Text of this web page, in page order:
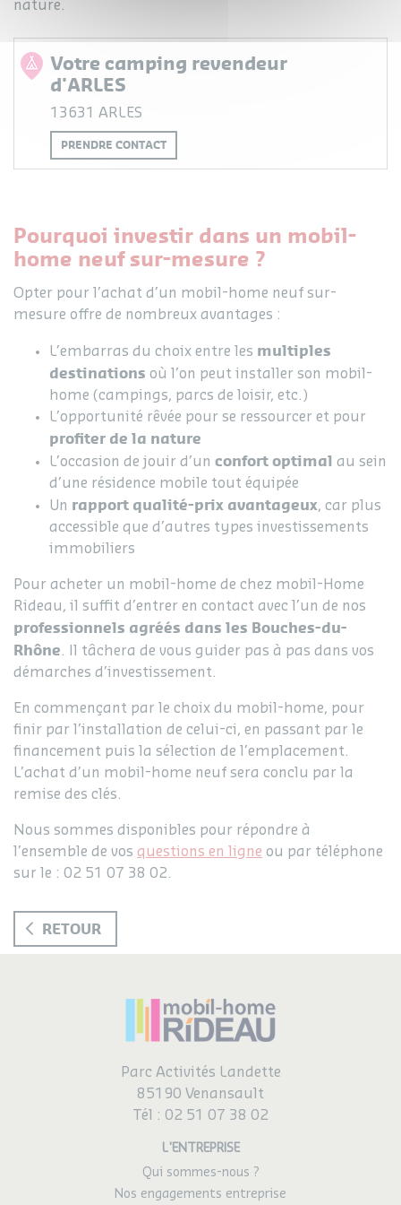
nature.
Votre camping revendeur
d'ARLES
13631 ARLES
PRENDRE CONTACT
Pourquoi investir dans un mobil-
home neuf sur-mesure ?
Opter pour l’achat d’un mobil-home neuf sur-
mesure offre de nombreux avantages :
L’embarras du choix entre les multiples
destinations où l’on peut installer son mobil-
home (campings, parcs de loisir, etc.)
L’opportunité rêvée pour se ressourcer et pour
profiter de la nature
L’occasion de jouir d’un confort optimal au sein
d’une résidence mobile tout équipée
Un rapport qualité-prix avantageux, car plus
accessible que d’autres types investissements
immobiliers
Pour acheter un mobil-home de chez mobil-Home
Rideau, il suffit d’entrer en contact avec l’un de nos
professionnels agréés dans les Bouches-du-
Rhône. Il tâchera de vous guider pas à pas dans vos
démarches d’investissement.
En commençant par le choix du mobil-home, pour
finir par l’installation de celui-ci, en passant par le
financement puis la sélection de l’emplacement.
L’achat d’un mobil-home neuf sera conclu par la
remise des clés.
Nous sommes disponibles pour répondre à
l’ensemble de vos questions en ligne ou par téléphone
sur le : 02 51 07 38 02.
RETOUR
Parc Activités Landette
85190 Venansault
Tél : 02 51 07 38 02
L'ENTREPRISE
Qui sommes-nous ?
Nos engagements entreprise